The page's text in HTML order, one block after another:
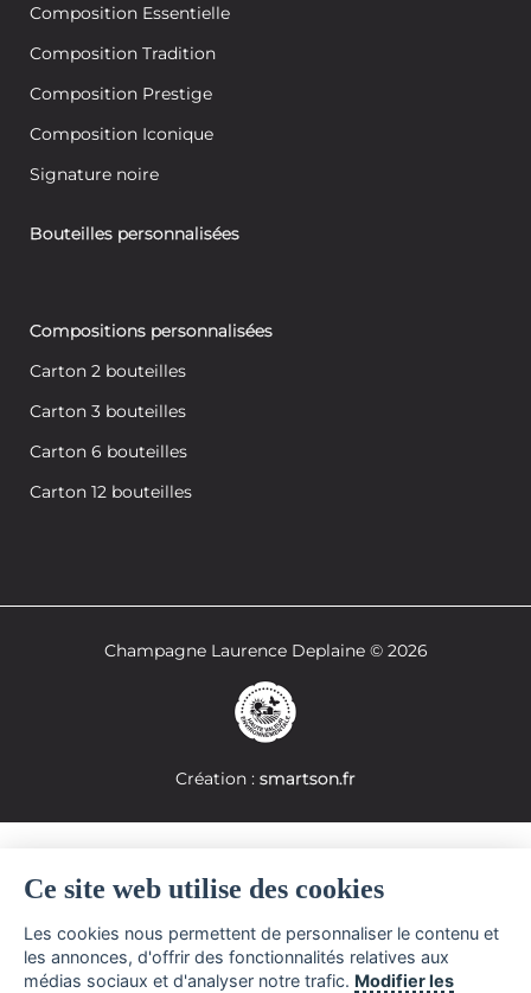
Composition Essentielle
Composition Tradition
Composition Prestige
Composition Iconique
Signature noire
Bouteilles personnalisées
Compositions personnalisées
Carton 2 bouteilles
Carton 3 bouteilles
Carton 6 bouteilles
Carton 12 bouteilles
Champagne Laurence Deplaine © 2026
Création : smartson.fr
Interdiction de vente de boissons alcooliques aux mineurs de moins de 18
ans.
La preuve de majorité de l'acheteur est exigée au moment de la vente en
ligne
Ce site web utilise des cookies
Les cookies nous permettent de personnaliser le contenu et
les annonces, d'offrir des fonctionnalités relatives aux
médias sociaux et d'analyser notre trafic. Modifier les